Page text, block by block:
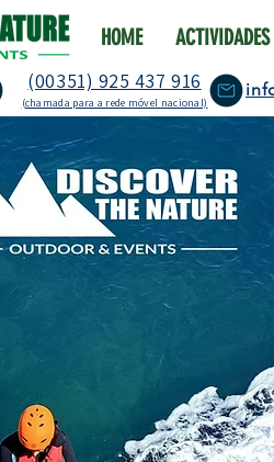
HOME ACTIVIDADES
(00351) 925 437 916
(chamada para a rede móvel nacional)